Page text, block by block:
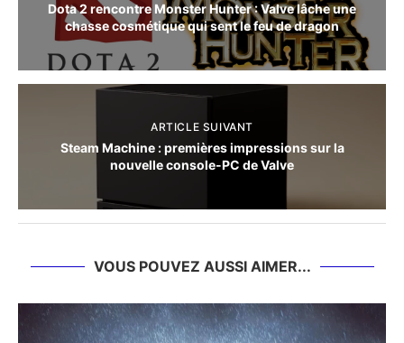
Dota 2 rencontre Monster Hunter : Valve lâche une
chasse cosmétique qui sent le feu de dragon
ARTICLE SUIVANT
Steam Machine : premières impressions sur la
nouvelle console-PC de Valve
VOUS POUVEZ AUSSI AIMER...